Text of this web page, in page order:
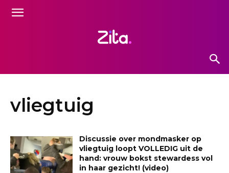
vliegtuig
Discussie over mondmasker op
vliegtuig loopt VOLLEDIG uit de
hand: vrouw bokst stewardess vol
in haar gezicht! (video)